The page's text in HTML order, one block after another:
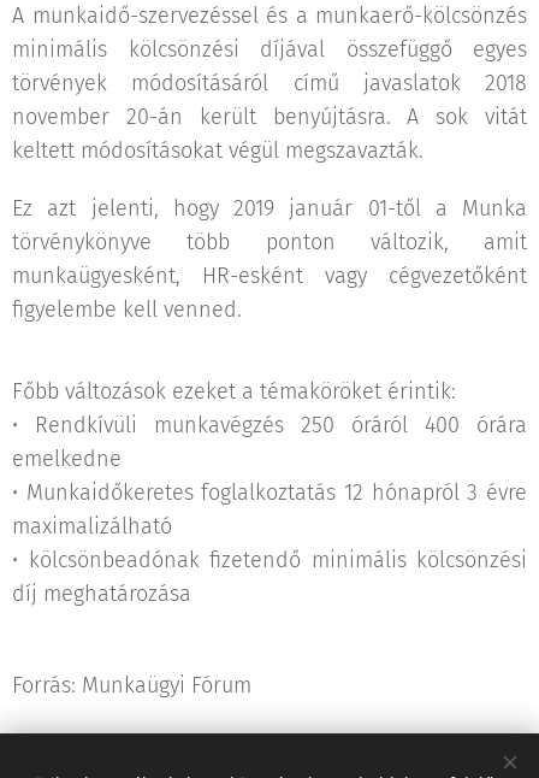
A munkaidő-szervezéssel és a munkaerő-kölcsönzés
minimális kölcsönzési díjával összefüggő egyes
törvények módosításáról című javaslatok 2018
november 20-án került benyújtásra. A sok vitát
keltett módosításokat végül megszavazták.
Ez azt jelenti, hogy 2019 január 01-től a Munka
törvénykönyve több ponton változik, amit
munkaügyesként, HR-esként vagy cégvezetőként
figyelembe kell venned.
Főbb változások ezeket a témaköröket érintik:
• Rendkívüli munkavégzés 250 óráról 400 órára
emelkedne
• Munkaidőkeretes foglalkoztatás 12 hónapról 3 évre
maximalizálható
• kölcsönbeadónak fizetendő minimális kölcsönzési
díj meghatározása
Forrás: Munkaügyi Fórum